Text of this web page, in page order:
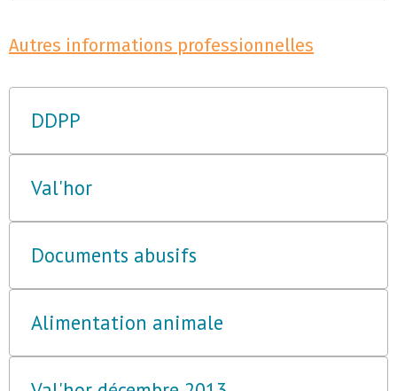
Autres informations professionnelles
DDPP
Val'hor
Documents abusifs
Alimentation animale